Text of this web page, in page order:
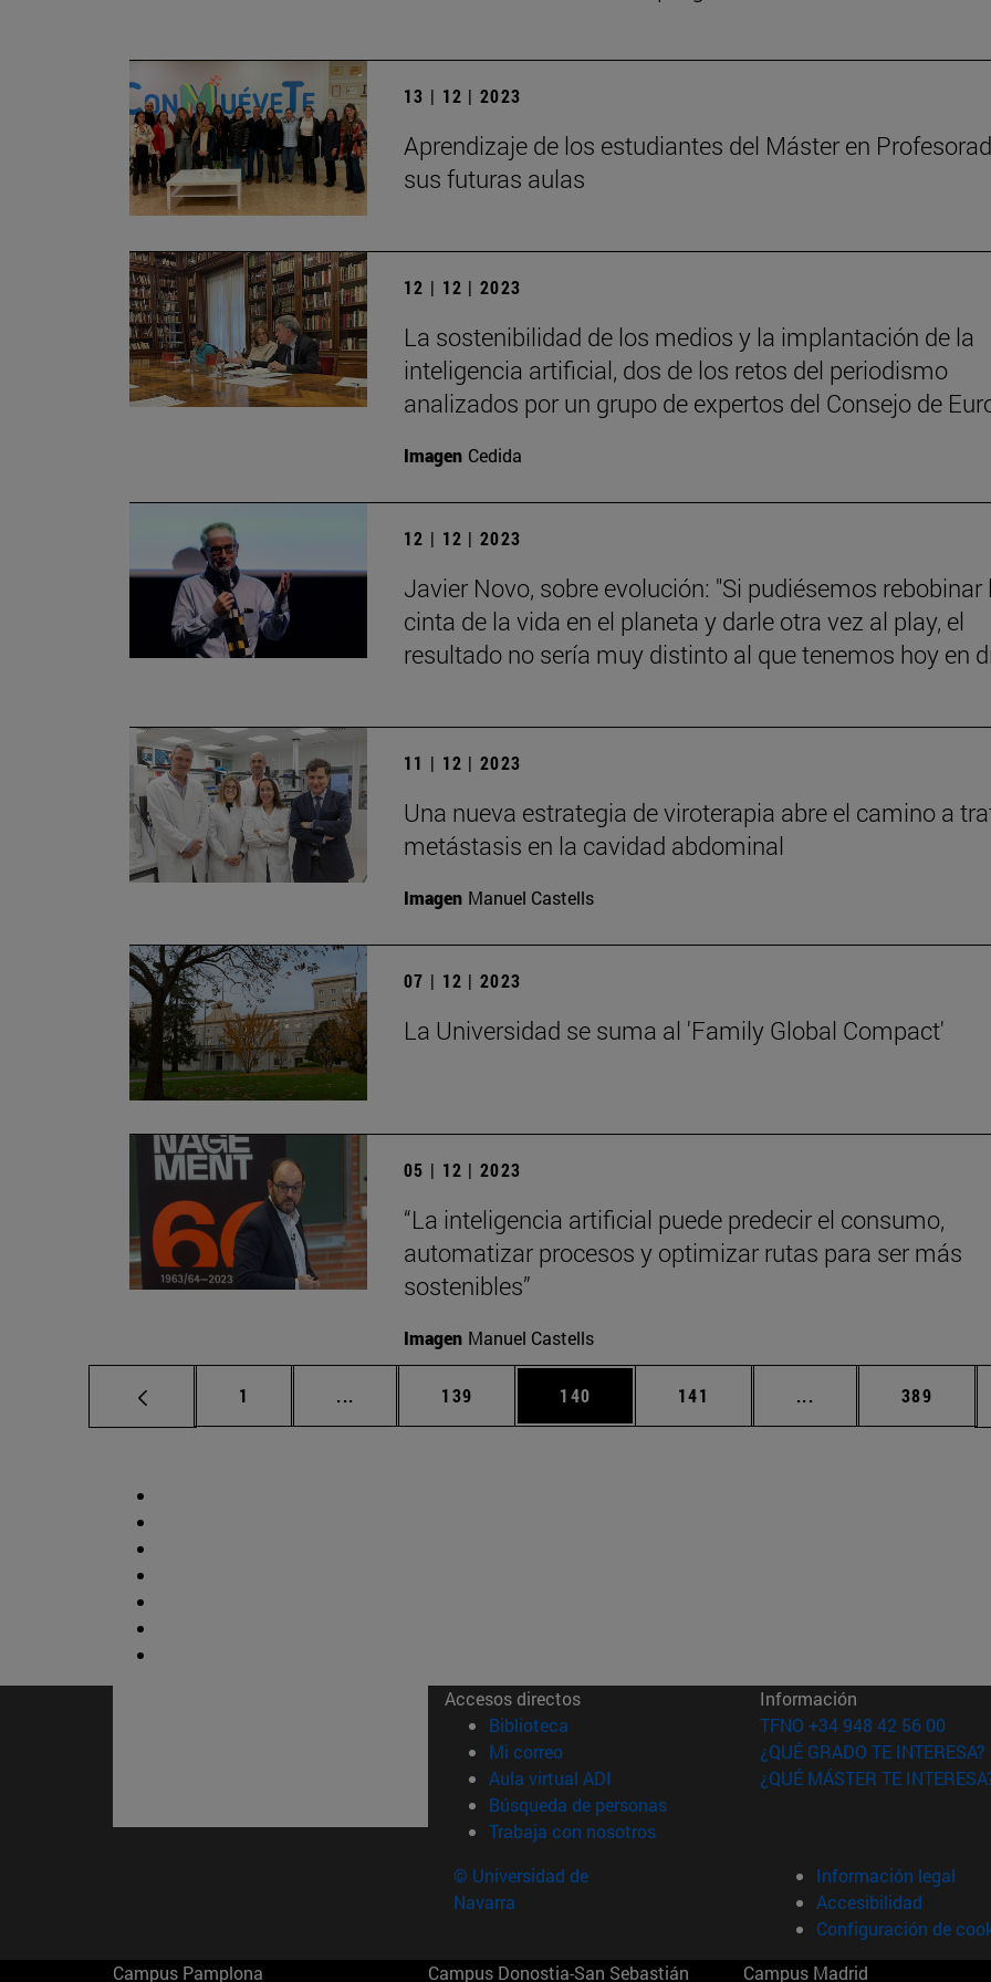
13 | 12 | 2023
Aprendizaje de los estudiantes del Máster en
sus futuras aulas
12 | 12 | 2023
La sostenibilidad de los medios y la implantación de la
inteligencia artificial, dos de los retos del periodismo
analizados por un grupo de expertos del Consejo de
Imagen Cedida
12 | 12 | 2023
Javier Novo, sobre evolución: "Si pudiésemos rebobinar
cinta de la vida en el planeta y darle otra vez al play, el
resultado no sería muy distinto al que tenemos hoy en
11 | 12 | 2023
Una nueva estrategia de viroterapia abre el camino a
metástasis en la cavidad abdominal
Imagen Manuel Castells
07 | 12 | 2023
La Universidad se suma al 'Family Global Compact'
05 | 12 | 2023
“La inteligencia artificial puede predecir el consumo,
automatizar procesos y optimizar rutas para ser más
sostenibles”
Imagen Manuel Castells
Página
1 ... Páginas intermedias Use TAB para desplazarse.
Página
139 Página
140 Página
141 ... Páginas intermedias
Página
389
Accesos directos
Biblioteca (abre en nueva ventana)
Mi correo(abre en nueva ventana)
Aula virtual ADI (abre en nueva ventana)
Búsqueda de personas(abre en nueva ventana)
Trabaja con nosotros(abre en nueva ventana)
Información
TFNO +34 948 42 56 00
¿QUÉ GRADO TE INTERESA?
¿QUÉ MÁSTER TE
© Universidad de
Navarra
Información legal
Accesibilidad
Configuración de
Campus Pamplona
Campus Donostia-San Sebastián Campus Madrid